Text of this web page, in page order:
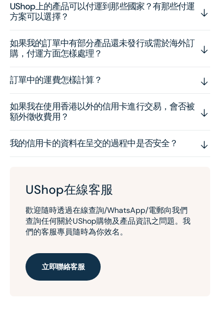
UShop上的產品可以付運到那些國家？有那些付運
方案可以選擇？
如果我的訂單中有部分產品還未發行或需於海外訂
購，付運方面怎樣處理？
訂單中的運費怎樣計算？
如果我在使用香港以外的信用卡進行交易，會否被
額外徵收費用？
我的信用卡的資料在呈交的過程中是否安全？
UShop在線客服
歡迎隨時透過在線查詢/WhatsApp/電郵向我們
查詢任何關於UShop購物及產品資訊之問題。我
們的客服專員隨時為你效名。
立即聯絡客服